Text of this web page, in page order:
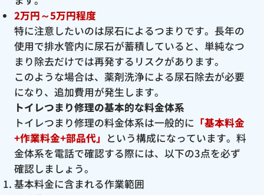
2万円～5万円程度
特に注意したいのは尿石によるつまりです。長年の
使用で排水管内に尿石が蓄積していると、単純なつ
まり除去だけでは再発するリスクがあります。
このような場合は、薬剤洗浄による尿石除去が必要
になり、追加費用が発生します。
トイレつまり修理の基本的な料金体系
トイレつまり修理の料金体系は一般的に 「基本料金
+作業料金+部品代」 という構成になっています。料
金体系を電話で確認する際には、以下の3点を必ず
確認しましょう。
基本料金に含まれる作業範囲